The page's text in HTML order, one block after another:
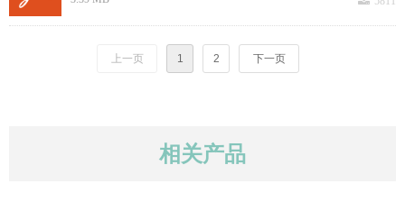
相关产品
上一页 1 2 下一页